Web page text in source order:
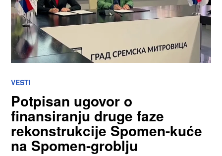
VESTI
Potpisan ugovor o
finansiranju druge faze
rekonstrukcije Spomen-kuće
na Spomen-groblju